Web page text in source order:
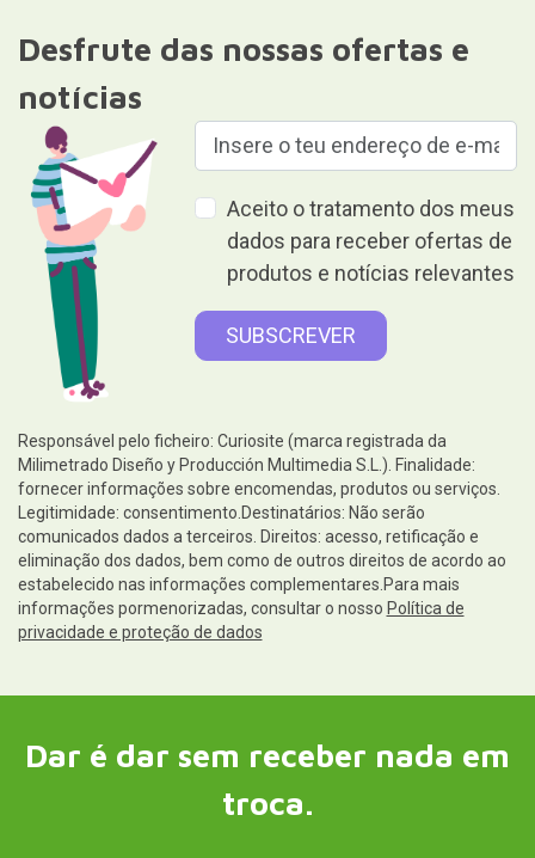
Desfrute das nossas ofertas e
notícias
Aceito o tratamento dos meus
dados para receber ofertas de
produtos e notícias relevantes
Responsável pelo ficheiro: Curiosite (marca registrada da
Milimetrado Diseño y Producción Multimedia S.L.). Finalidade:
fornecer informações sobre encomendas, produtos ou serviços.
Legitimidade: consentimento.Destinatários: Não serão
comunicados dados a terceiros. Direitos: acesso, retificação e
eliminação dos dados, bem como de outros direitos de acordo ao
estabelecido nas informações complementares.Para mais
informações pormenorizadas, consultar o nosso Política de
privacidade e proteção de dados
Dar é dar sem receber nada em
troca.